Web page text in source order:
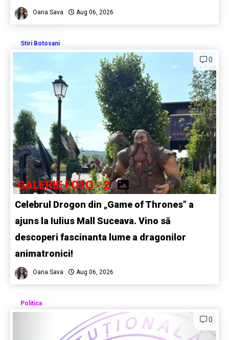
Oana Sava Aug 06, 2026
Stiri Botosani
0
GALERIE FOTO - 2
Celebrul Drogon din „Game of Thrones” a
ajuns la Iulius Mall Suceava. Vino să
descoperi fascinanta lume a dragonilor
animatronici!
Oana Sava Aug 06, 2026
Politica
0